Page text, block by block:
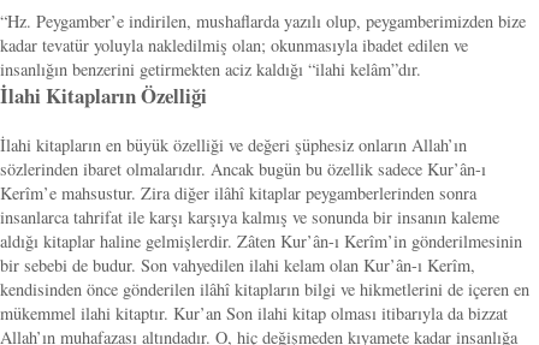
“Hz. Peygamber’e indirilen, mushaflarda yazılı olup, peygamberimizden bize
kadar tevatür yoluyla nakledilmiş olan; okunmasıyla ibadet edilen ve
insanlığın benzerini getirmekten aciz kaldığı “ilahi kelâm”dır.
İlahi Kitapların Özelliği
İlahi kitapların en büyük özelliği ve değeri şüphesiz onların Allah’ın
sözlerinden ibaret olmalarıdır. Ancak bugün bu özellik sadece Kur’ân-ı
Kerîm’e mahsustur. Zira diğer ilâhî kitaplar peygamberlerinden sonra
insanlarca tahrifat ile karşı karşıya kalmış ve sonunda bir insanın kaleme
aldığı kitaplar haline gelmişlerdir. Zâten Kur’ân-ı Kerîm’in gönderilmesinin
bir sebebi de budur. Son vahyedilen ilahi kelam olan Kur’ân-ı Kerîm,
kendisinden önce gönderilen ilâhî kitapların bilgi ve hikmetlerini de içeren en
mükemmel ilahi kitaptır. Kur’an Son ilahi kitap olması itibarıyla da bizzat
Allah’ın muhafazası altındadır. O, hiç değişmeden kıyamete kadar insanlığa